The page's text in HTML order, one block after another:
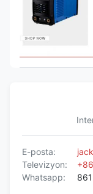
E-posta:
Televizyon:
Whatsapp: